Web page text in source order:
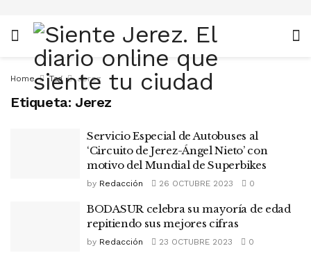
Home Tag Jerez
Etiqueta: Jerez
Servicio Especial de Autobuses al
‘Circuito de Jerez-Ángel Nieto’ con
motivo del Mundial de Superbikes
by Redacción 26 OCTUBRE 2023 0
BODASUR celebra su mayoría de edad
repitiendo sus mejores cifras
by Redacción 23 OCTUBRE 2023 0